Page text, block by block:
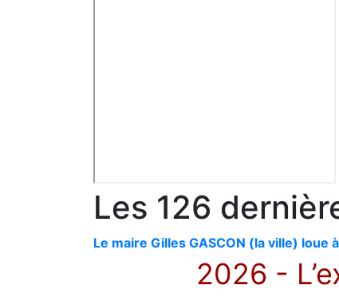
Les 126
Le maire Gilles GASCON (la ville) loue
2026 -